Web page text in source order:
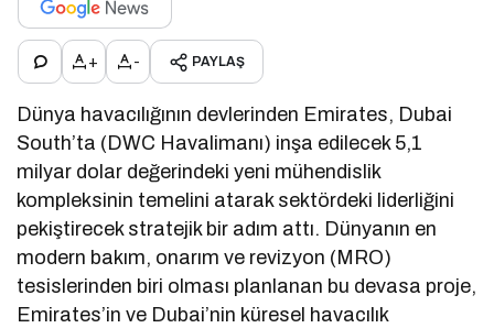
+ - PAYLAŞ
Dünya havacılığının devlerinden Emirates, Dubai
South’ta (DWC Havalimanı) inşa edilecek 5,1
milyar dolar değerindeki yeni mühendislik
kompleksinin temelini atarak sektördeki liderliğini
pekiştirecek stratejik bir adım attı. Dünyanın en
modern bakım, onarım ve revizyon (MRO)
tesislerinden biri olması planlanan bu devasa proje,
Emirates’in ve Dubai’nin küresel havacılık